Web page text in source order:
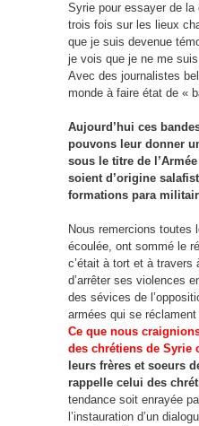
Syrie pour essayer de
trois fois sur les lieux
que je suis devenue
je vois que je ne me
Avec des journalistes
monde à faire état de «
Aujourd’hui ces
pouvons leur donner
sous le titre de
soient d’origine
formations para
Nous remercions toutes
écoulée, ont sommé le
c’était à tort et à travers
d’arrêter ses violences
des sévices de
armées qui se réclament
Ce que nous
des chrétiens de Syrie
leurs frères et soeurs
rappelle celui des
tendance soit enrayée
l’instauration d’un